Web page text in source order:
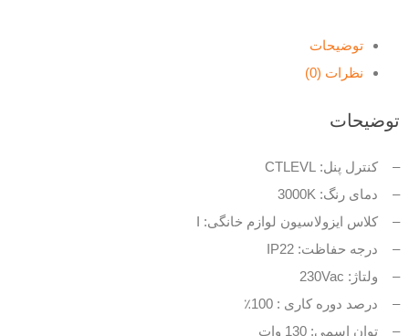
توضیحات
نظرات (0)
توضیحات
– کنترل پنل: CTLEVL
– دمای رنگ: 3000K
– کلاس ایزولاسیون لوازم خانگی: I
– درجه حفاظت: IP22
– ولتاژ: 230Vac
– درصد دوره کاری : 100٪
– توان اسمی: 130 وات